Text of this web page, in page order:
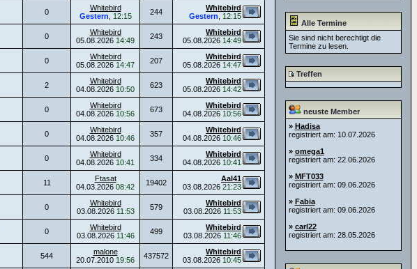
0
Whitebird
Gestern
12:15 244
Whitebird
Gestern
12:15
0
Whitebird
05.08.2026 14:49 243
Whitebird
05.08.2026 14:49
0
Whitebird
05.08.2026 14:47 207
Whitebird
05.08.2026 14:47
2
Whitebird
04.08.2026 10:50 623
Whitebird
05.08.2026 14:42
0
Whitebird
04.08.2026 10:56 673
Whitebird
04.08.2026 10:56
0
Whitebird
04.08.2026 10:46 357
Whitebird
04.08.2026 10:46
0
Whitebird
04.08.2026 10:41 334
Whitebird
04.08.2026 10:41
11
Ftasat
04.03.2026 08:42 19402
Aal41
03.08.2026 21:23
0
Whitebird
03.08.2026 11:53 579
Whitebird
03.08.2026 11:53
0
Whitebird
03.08.2026 11:46 499
Whitebird
03.08.2026 11:46
544
malone
20.07.2010 19:56 437572
Whitebird
03.08.2026 10:45
Alle Termine
Sie sind nicht berechtigt die
Termine zu lesen.
Treffen
neuste Member
» Hadisa
registriert am: 10.07.2026
» omega1
registriert am: 22.06.2026
» MFT033
registriert am: 09.06.2026
» Fabia
registriert am: 09.06.2026
» carl22
registriert am: 28.05.2026